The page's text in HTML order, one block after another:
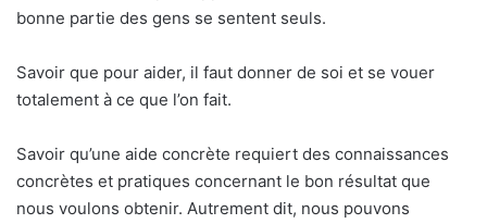
bonne partie des gens se sentent seuls.
Savoir que pour aider, il faut donner de soi et se vouer
totalement à ce que l’on fait.
Savoir qu’une aide concrète requiert des connaissances
concrètes et pratiques concernant le bon résultat que
nous voulons obtenir. Autrement dit, nous pouvons